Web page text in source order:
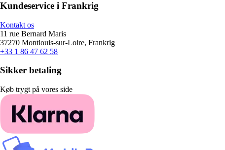
Kundeservice i Frankrig
Kontakt os
11 rue Bernard Maris
37270 Montlouis-sur-Loire, Frankrig
+33 1 86 47 62 58
Sikker betaling
Køb trygt på vores side